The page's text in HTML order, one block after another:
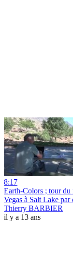
8:17
Earth-Colors ; tour
Vegas à Salt Lake
Thierry BARBIER
il y a 13 ans